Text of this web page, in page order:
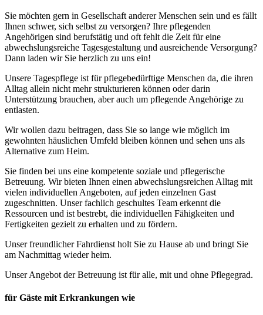
Sie möchten gern in Gesellschaft anderer Menschen sein und es fällt
Ihnen schwer, sich selbst zu versorgen? Ihre pflegenden
Angehörigen sind berufstätig und oft fehlt die Zeit für eine
abwechslungsreiche Tagesgestaltung und ausreichende Versorgung?
Dann laden wir Sie herzlich zu uns ein!
Unsere Tagespflege ist für pflegebedürftige Menschen da, die ihren
Alltag allein nicht mehr strukturieren können oder darin
Unterstützung brauchen, aber auch um pflegende Angehörige zu
entlasten.
Wir wollen dazu beitragen, dass Sie so lange wie möglich im
gewohnten häuslichen Umfeld bleiben können und sehen uns als
Alternative zum Heim.
Sie finden bei uns eine kompetente soziale und pflegerische
Betreuung. Wir bieten Ihnen einen abwechslungsreichen Alltag mit
vielen individuellen Angeboten, auf jeden einzelnen Gast
zugeschnitten. Unser fachlich geschultes Team erkennt die
Ressourcen und ist bestrebt, die individuellen Fähigkeiten und
Fertigkeiten gezielt zu erhalten und zu fördern.
Unser freundlicher Fahrdienst holt Sie zu Hause ab und bringt Sie
am Nachmittag wieder heim.
Unser Angebot der Betreuung ist für alle, mit und ohne Pflegegrad.
für Gäste mit Erkrankungen wie